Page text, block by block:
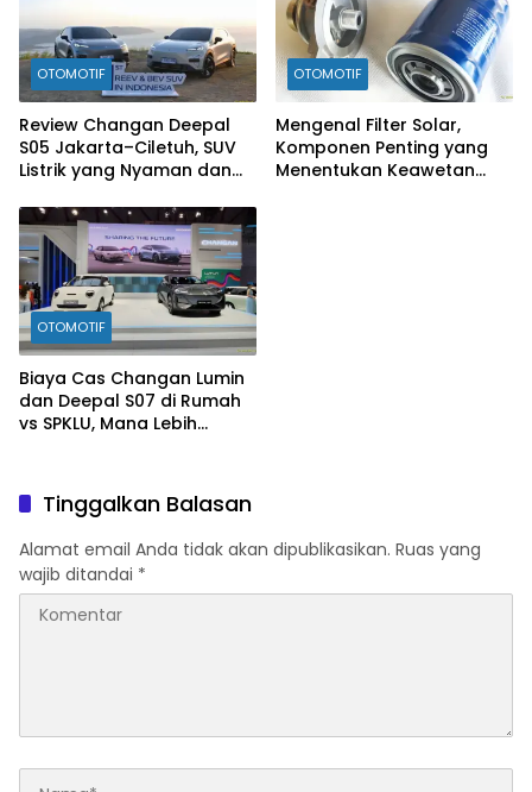
OTOMOTIF
Review Changan Deepal
S05 Jakarta–Ciletuh, SUV
Listrik yang Nyaman dan
OTOMOTIF
Mengenal Filter Solar,
Komponen Penting yang
Menentukan Keawetan
OTOMOTIF
Biaya Cas Changan Lumin
dan Deepal S07 di Rumah
vs SPKLU, Mana Lebih
Tinggalkan Balasan
Alamat email Anda tidak akan dipublikasikan. Ruas yang
wajib ditandai *